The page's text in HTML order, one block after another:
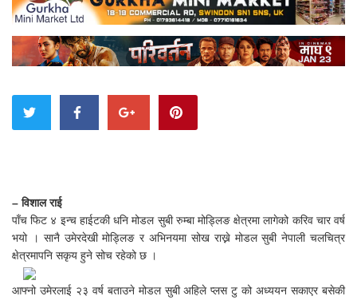
– विशाल राई
पाँच फिट ४ इन्च हाईटकी धनि मोडल सुबी रुम्बा मोड्लिङ क्षेत्रमा लागेको करिव चार वर्ष
भयो । सानै उमेरदेखी मोड्लिङ र अभिनयमा सोख राख्ने मोडल सुबी नेपाली चलचित्र
क्षेत्रमापनि सकृय हुने सोच रहेको छ ।
आफ्नो उमेरलाई २३ वर्ष बताउने मोडल सुबी अहिले प्लस टु को अध्ययन सकाएर बसेकी